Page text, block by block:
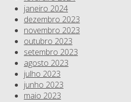
janeiro 2024
dezembro 2023
novembro 2023
outubro 2023
setembro 2023
agosto 2023
julho 2023
junho 2023
maio 2023